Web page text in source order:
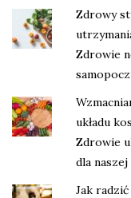
Zdrowy
Zdrowie
układu
Zdrowie
dla
Jak